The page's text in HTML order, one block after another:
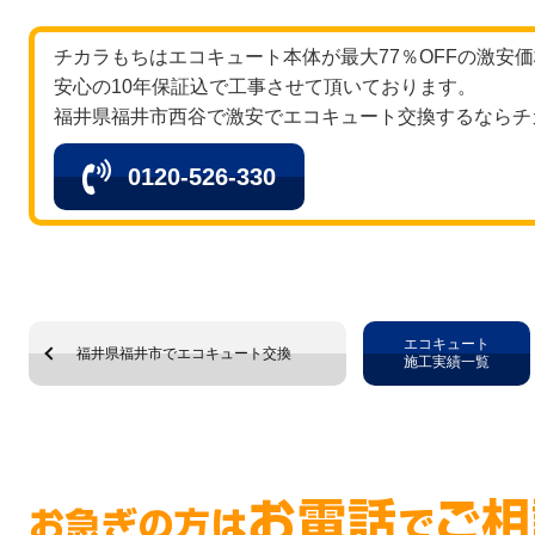
チカラもちはエコキュート本体が最大77％OFFの激安
安心の10年保証込で工事させて頂いております。
福井県福井市西谷で激安でエコキュート交換するなら
0120-526-330
福井県福井市でエコキュート交換
エコキュート
施工実績一覧